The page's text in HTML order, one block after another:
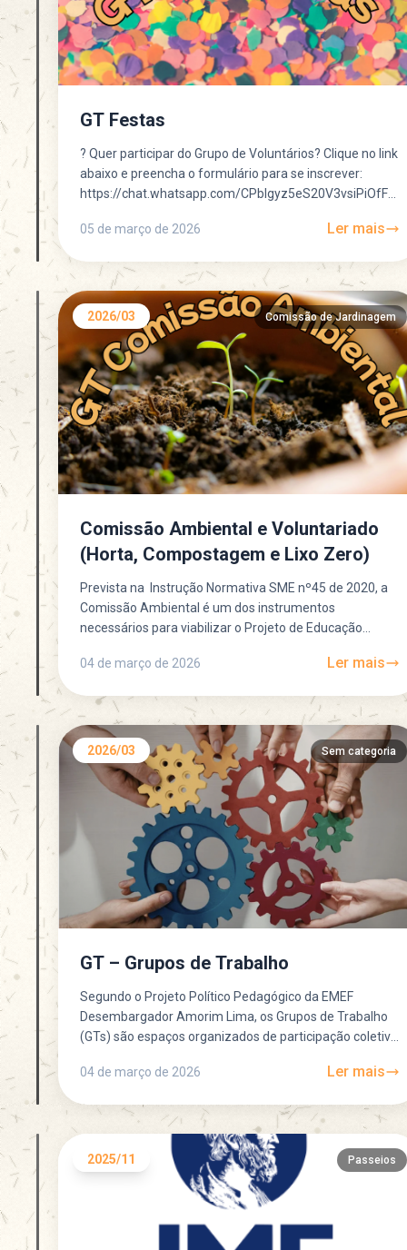
GT Festas
? Quer participar do Grupo de Voluntários? Clique no link
abaixo e preencha o formulário para se inscrever:
https://chat.whatsapp.com/CPblgyz5eS20V3vsiPiOfF?
05 de março de 2026
Ler mais
2026/03 Comissão de Jardinagem
Comissão Ambiental e Voluntariado
(Horta, Compostagem e Lixo Zero)
Prevista na Instrução Normativa SME nº45 de 2020, a
Comissão Ambiental é um dos instrumentos
necessários para viabilizar o Projeto de Educação
04 de março de 2026
Ler mais
2026/03 Sem categoria
GT – Grupos de Trabalho
Segundo o Projeto Político Pedagógico da EMEF
Desembargador Amorim Lima, os Grupos de Trabalho
(GTs) são espaços organizados de participação coletiva
04 de março de 2026
Ler mais
2025/11 Passeios